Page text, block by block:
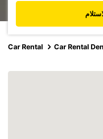
Car Rental Car Rental